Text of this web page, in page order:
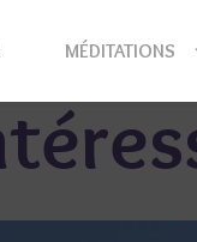
MÉDITATIONS